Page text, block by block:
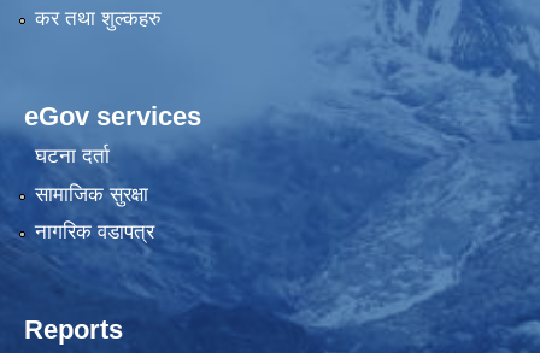
कर तथा शुल्कहरु
eGov services
घटना दर्ता
सामाजिक सुरक्षा
नागरिक वडापत्र
Reports